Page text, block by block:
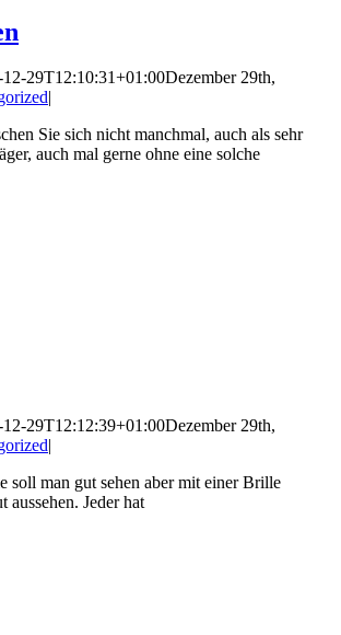
29T12:10:31+01:00Dezember 29th,
|
Sie sich nicht manchmal, auch als sehr
auch mal gerne ohne eine solche
12-29T12:12:39+01:00Dezember 29th,
|
man gut sehen aber mit einer Brille
aussehen. Jeder hat